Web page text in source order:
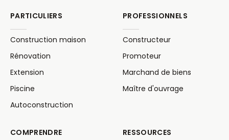
PARTICULIERS
Construction maison
Rénovation
Extension
Piscine
Autoconstruction
PROFESSIONNELS
Constructeur
Promoteur
Marchand de biens
Maître d'ouvrage
COMPRENDRE RESSOURCES